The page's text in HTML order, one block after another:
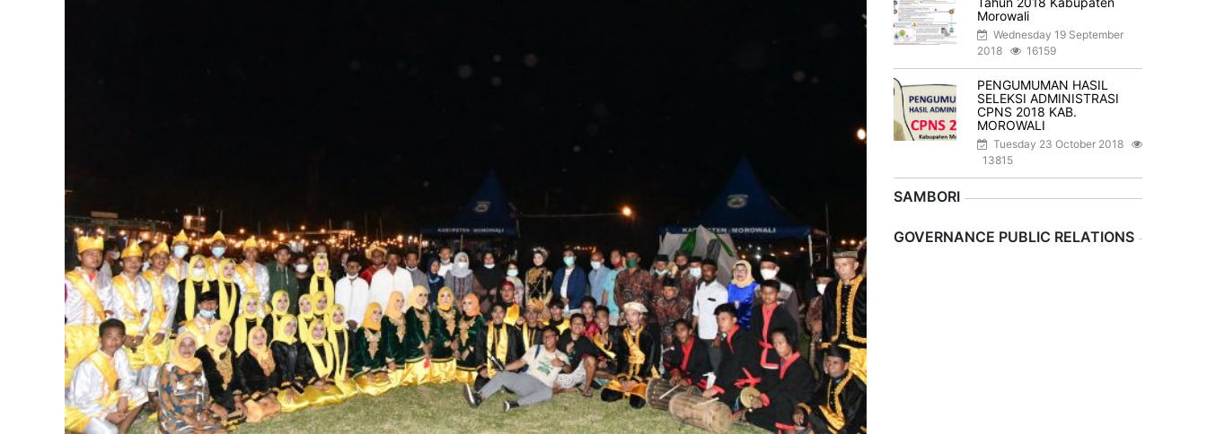
Morowali
Wednesday 19 September
2018
16159
PENGUMUMAN HASIL
SELEKSI ADMINISTRASI
CPNS 2018 KAB.
MOROWALI
Tuesday 23 October 2018
13815
SAMBORI
Previous
Next
GOVERNANCE PUBLIC RELATIONS